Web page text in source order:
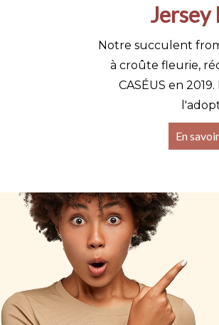
Jersey
Notre succulent
à croûte fleurie,
CASÉUS en
En